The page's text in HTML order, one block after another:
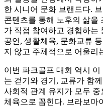
한 시니어 문화 브랜드다.
콘텐츠를 통해 노후의 삶을
가 직접 참여하고 경험하는
공연, 생활체육, 문화교류
지 않고 주체적으로 어울리
이번 파크골프 대회 역시
는 걷기와 경기, 교류가 함
사회적 관계 유지가 모두
체육으로 꼽힌다. 브라보마